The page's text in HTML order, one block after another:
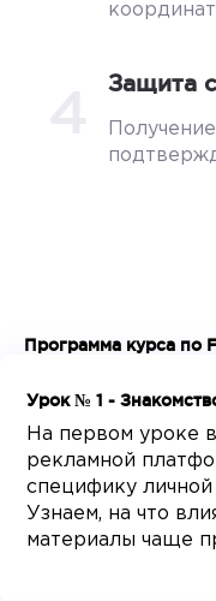
Защита
Программа курса по
Урок № 1 -
На первом уроке
рекламной
специфику личной
Узнаем, на что
материалы чаще